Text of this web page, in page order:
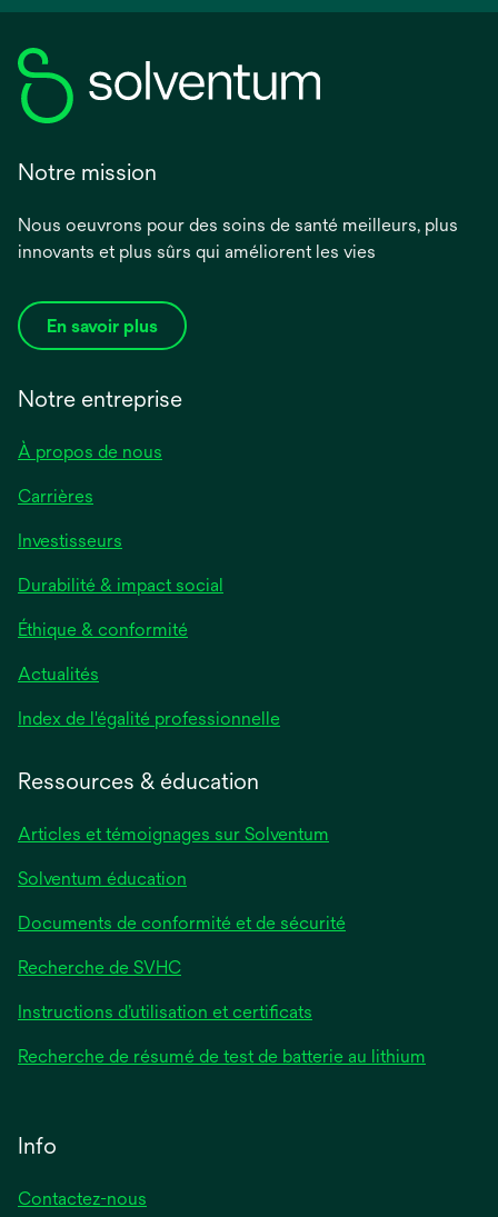
Notre mission
Nous oeuvrons pour des soins de santé meilleurs, plus
innovants et plus sûrs qui améliorent les vies
En savoir plus
Notre entreprise
À propos de nous
Carrières
Investisseurs
Durabilité & impact social
Éthique & conformité
Actualités
Index de l'égalité professionnelles’ouvre
onglet
Ressources & éducation
Articles et témoignages sur Solventum
Solventum éducation
Documents de conformité et de sécurité
Recherche de SVHC
Instructions d’utilisation et certificats
Recherche de résumé de test de batterie au lithium
Info
Contactez-nous